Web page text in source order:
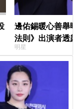
邊佑錫暖心善舉
法則》出演者透
患者順利完成治療
明星